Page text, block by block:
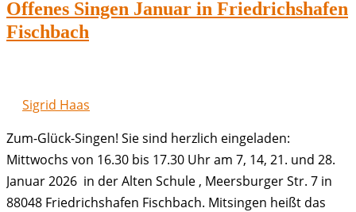
Offenes Singen Januar in Friedrichshafen
Fischbach
Sigrid Haas
Zum-Glück-Singen! Sie sind herzlich eingeladen:
Mittwochs von 16.30 bis 17.30 Uhr am 7, 14, 21. und 28.
Januar 2026 in der Alten Schule , Meersburger Str. 7 in
88048 Friedrichshafen Fischbach. Mitsingen heißt das